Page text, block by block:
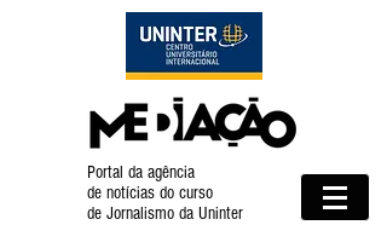
Portal da agência
de notícias do curso
de Jornalismo da Uninter